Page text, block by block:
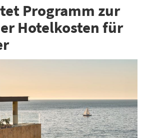
Programm zur
Hotelkosten für